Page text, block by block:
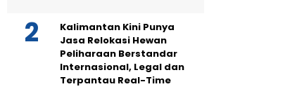
Kalimantan Kini Punya
Jasa Relokasi Hewan
Peliharaan Berstandar
Internasional, Legal dan
Terpantau Real-Time